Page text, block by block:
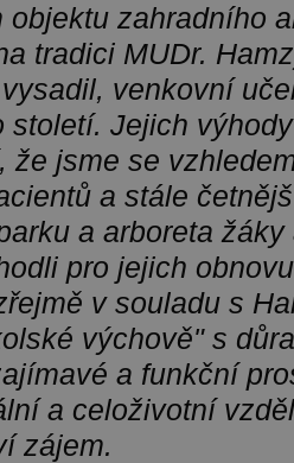
zahradního
tradici MUDr.
venkovní
století. Jejich
že jsme se
a stále
a arboreta
pro jejich
v souladu s
výchově" s
a funkční
a celoživotní
zájem.